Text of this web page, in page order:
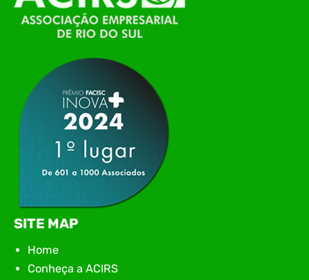
Itajaí, realizou, no dia 21 de julho, o evento
Conexão Tech NIAVI, reunindo empresas de
tecnologia da região para uma noite de
apresentação de novas iniciativas para o setor. O
encontro aconteceu em Rio…
SITE MAP
Home
Conheça a ACIRS